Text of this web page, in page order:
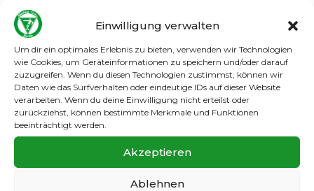
Einwilligung verwalten
Um dir ein optimales Erlebnis zu bieten, verwenden wir Technologien
wie Cookies, um Geräteinformationen zu speichern und/oder darauf
zuzugreifen. Wenn du diesen Technologien zustimmst, können wir
Daten wie das Surfverhalten oder eindeutige IDs auf dieser Website
verarbeiten. Wenn du deine Einwilligung nicht erteilst oder
zurückziehst, können bestimmte Merkmale und Funktionen
beeinträchtigt werden.
Akzeptieren
Ablehnen
← vorheriger Artikel nächster Artikel→
Achtung! Wichtiger Termin für alle
Mitglieder. Am Montag, den 31.08.2015, findet
im Clubhaus Gatow um 20 Uhr eine
außerordentliche Mitgliederversammlung
statt. Weitere Infoshier.